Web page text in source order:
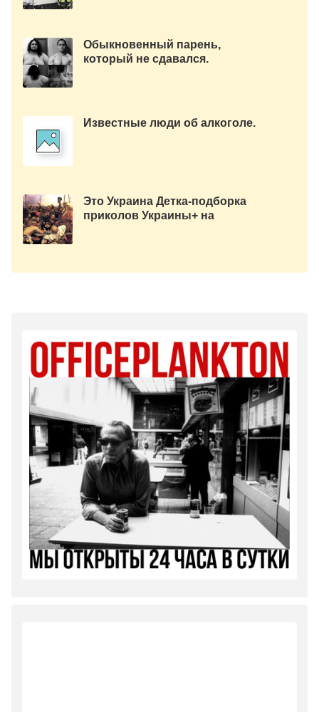
Обыкновенный парень,
который не сдавался.
Известные люди об алкоголе.
Это Украина Детка-подборка
приколов Украины+ на